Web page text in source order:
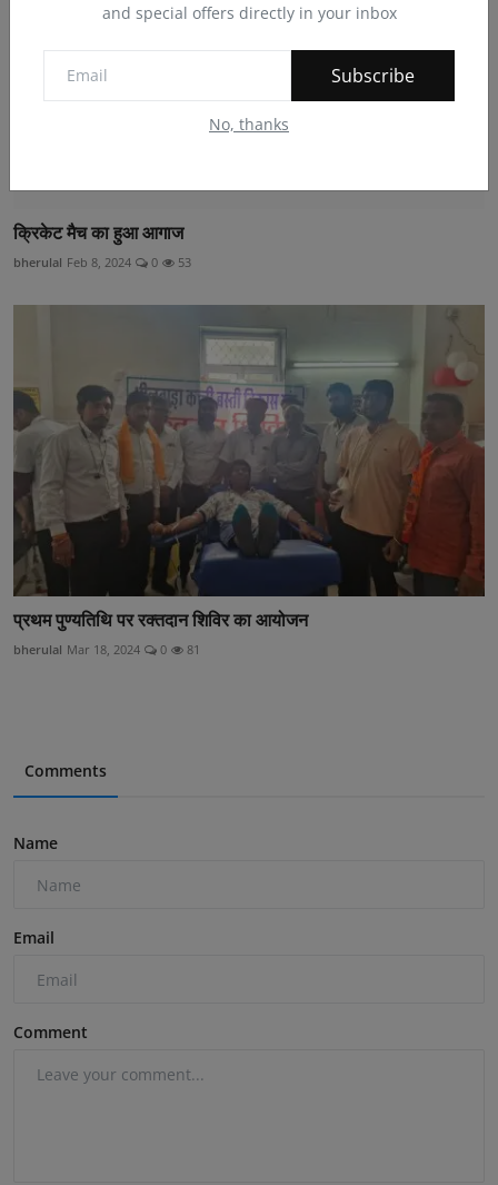
and special offers directly in your inbox
Subscribe
No, thanks
क्रिकेट मैच का हुआ आगाज
bherulal Feb 8, 2024 0 53
प्रथम पुण्यतिथि पर रक्तदान शिविर का आयोजन
bherulal Mar 18, 2024 0 81
Comments
Name
Email
Comment